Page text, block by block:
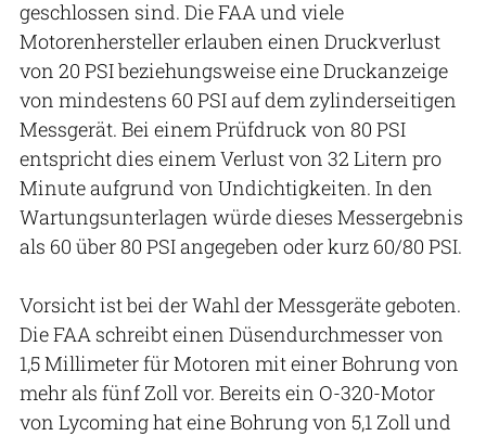
geschlossen sind. Die FAA und viele
Motorenhersteller erlauben einen Druckverlust
von 20 PSI beziehungsweise eine Druckanzeige
von mindestens 60 PSI auf dem zylinderseitigen
Messgerät. Bei einem Prüfdruck von 80 PSI
entspricht dies einem Verlust von 32 Litern pro
Minute aufgrund von Undichtigkeiten. In den
Wartungsunterlagen würde dieses Messergebnis
als 60 über 80 PSI angegeben oder kurz 60/80 PSI.
Vorsicht ist bei der Wahl der Messgeräte geboten.
Die FAA schreibt einen Düsendurchmesser von
1,5 Millimeter für Motoren mit einer Bohrung von
mehr als fünf Zoll vor. Bereits ein O-320-Motor
von Lycoming hat eine Bohrung von 5,1 Zoll und